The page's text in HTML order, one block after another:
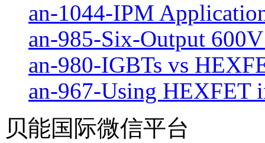
an-1044-IPM
an-985-Six-Output
an-980-IGBTs vs
an-967-Using HEXFET
贝能国际微信平台